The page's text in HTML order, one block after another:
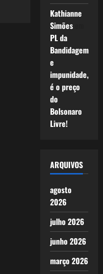
Kathianne
Simõesem
PL da
Bandidagem
e
impunidade,
é o preço
do
Bolsonaro
Livre!
ARQUIVOS
agosto
2026
julho 2026
junho 2026
março 2026